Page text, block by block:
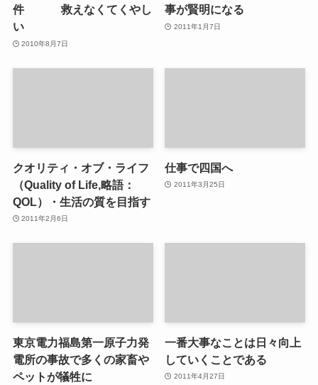
件 救えなくてくやし
い
2010年8月7日
事が賢明になる
2011年1月7日
クオリティ・オブ・ライフ
（Quality of Life,略語：
QOL）・生活の質を目指す
2011年2月6日
仕事で四国へ
2011年3月25日
東京電力福島第一原子力発
電所の事故で多くの家畜や
ペットが犠牲に
一番大事なことは日々向上
していくことである
2011年4月27日